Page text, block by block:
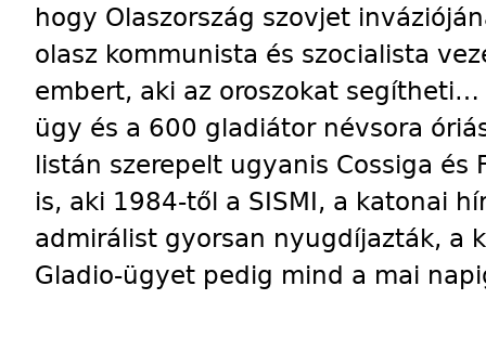
hogy Olaszország szovjet
olasz kommunista és szocialista
embert, aki az oroszokat
ügy és a 600 gladiátor névsora
listán szerepelt ugyanis Cossiga és
is, aki 1984-től a SISMI, a katonai
admirálist gyorsan nyugdíjazták, a
Gladio-ügyet pedig mind a mai